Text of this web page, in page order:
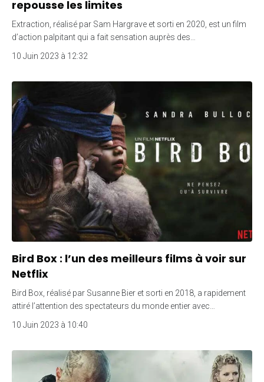
repousse les limites
Extraction, réalisé par Sam Hargrave et sorti en 2020, est un film
d’action palpitant qui a fait sensation auprès des…
10 Juin 2023 à 12:32
Bird Box : l’un des meilleurs films à voir sur
Netflix
Bird Box, réalisé par Susanne Bier et sorti en 2018, a rapidement
attiré l’attention des spectateurs du monde entier avec…
10 Juin 2023 à 10:40